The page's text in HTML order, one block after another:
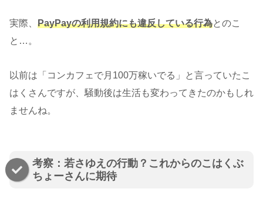
実際、 PayPayの利用規約にも違反している行為とのこ
と…。
以前は「コンカフェで月100万稼いでる」と言っていたこ
はくさんですが、騒動後は生活も変わってきたのかもしれ
ませんね。
考察：若さゆえの行動？これからのこはくぶ
ちょーさんに期待